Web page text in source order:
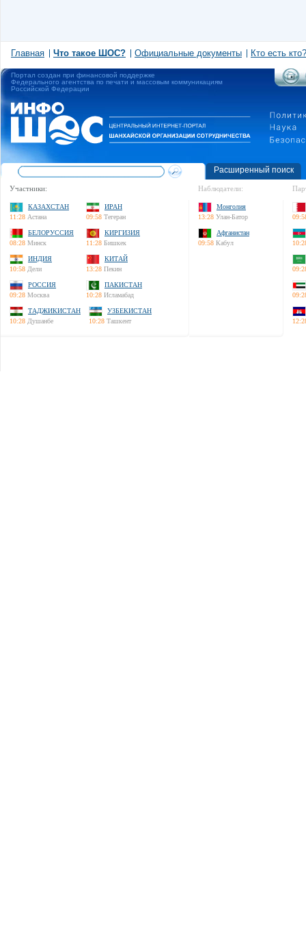
Главная Что такое ШОС? Официальные документы Кто есть кто?
Портал создан при финансовой поддержке
Федерального агентства по печати и массовым коммуникациям
Российской Федерации
Расширенный поиск
Участники:
КАЗАХСТАН
11:28 Астана
ИРАН
09:58 Тегеран
БЕЛОРУССИЯ
08:28 Минск
КИРГИЗИЯ
11:28 Бишкек
ИНДИЯ
10:58 Дели
КИТАЙ
13:28 Пекин
РОССИЯ
09:28 Москва
ПАКИСТАН
10:28 Исламабад
ТАДЖИКИСТАН
10:28 Душанбе
УЗБЕКИСТАН
10:28 Ташкент
Наблюдатели:
Монголия
13:28 Улан-Батор
Афганистан
09:58 Кабул